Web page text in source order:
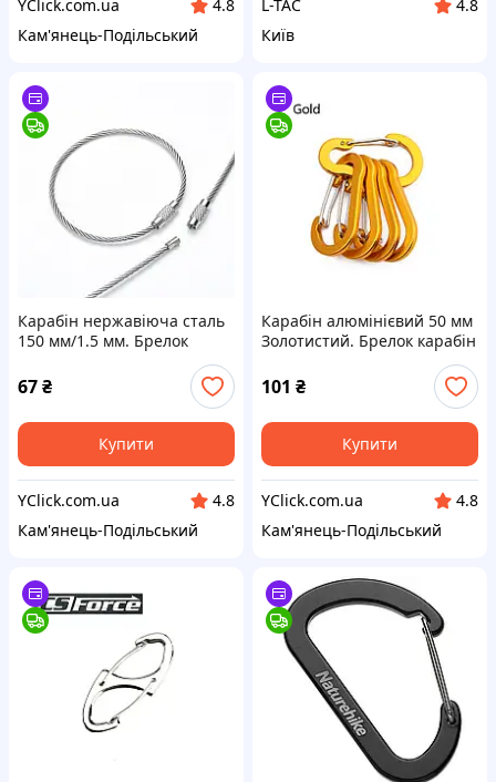
YClick.com.ua
4.8
Кам'янець-Подільський
L-TAC
4.8
Київ
Карабін нержавіюча сталь
150 мм/1.5 мм. Брелок
Карабіни для брелків
67₴
Купити
YClick.com.ua
4.8
Кам'янець-Подільський
Карабін алюмінієвий 50 мм
Золотистий. Брелок карабін
для ключів. Карабіни для
брелоків
101 ₴
Купити
YClick.com.ua
4.8
Кам'янець-Подільський